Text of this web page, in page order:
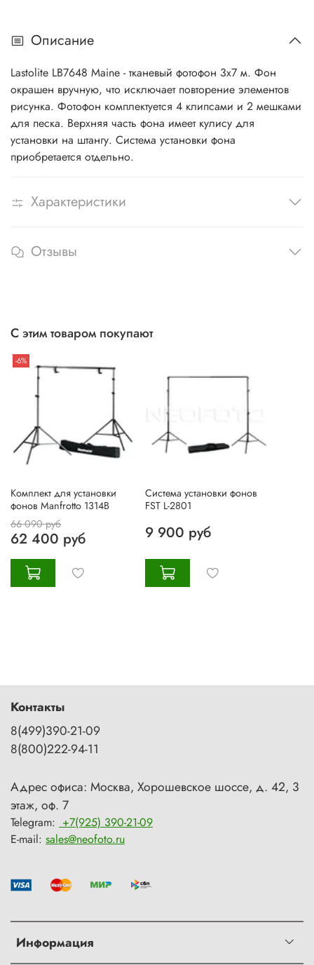
Описание
Lastolite LB7648 Maine - тканевый фотофон 3х7 м. Фон
окрашен вручную, что исключает повторение элементов
рисунка. Фотофон комплектуется 4 клипсами и 2 мешками
для песка. Верхняя часть фона имеет кулису для
установки на штангу. Система установки фона
приобретается отдельно.
Характеристики
Отзывы
С этим товаром покупают
-6%
Комплект для установки
фонов Manfrotto 1314B
66 090 руб
62 400 руб
Система установки фонов
FST L-2801
9 900 руб
Информация
Контакты
8(499)390-21-09
8(800)222-94-11
Адрес офиса: Москва, Хорошевское шоссе, д. 42, 3
этаж, оф. 7
Telegram: +7(925) 390-21-09
E-mail: sales@neofoto.ru